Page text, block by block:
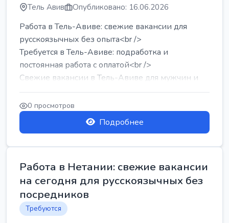
Тель Авив Опубликовано: 16.06.2026
Работа в Тель-Авиве: свежие вакансии для
русскоязычных без опыта<br />
Требуется в Тель-Авиве: подработка и
постоянная работа с оплатой<br />
Свежие вакансии в Тель-Авиве для мужчин и
женщин от хозя...
0 просмотров
Подробнее
Работа в Нетании: свежие вакансии
на сегодня для русскоязычных без
посредников
Требуются